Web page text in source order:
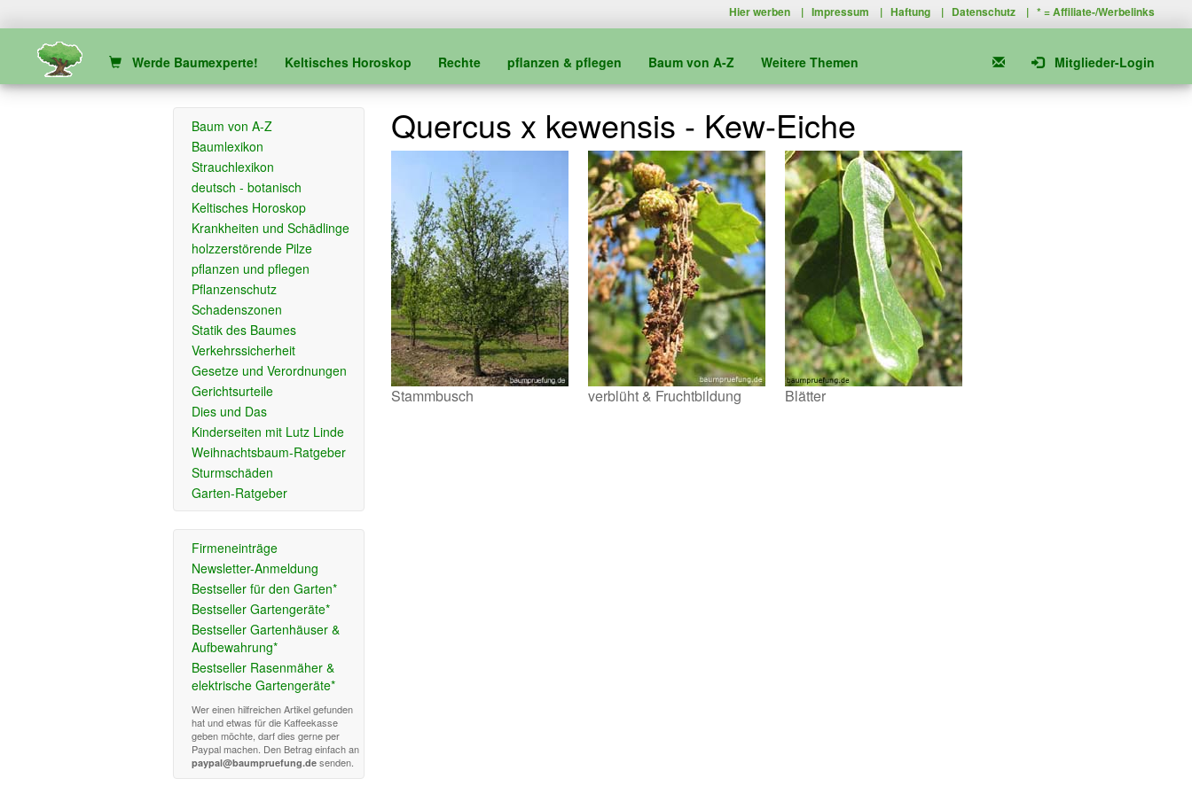
Hier werben |Impressum |Haftung | Datenschutz | * =Affiliate-/Werbelinks
Werde Baumexperte! Keltisches Horoskop Rechte pflanzen & pflegen Baum von A-Z Weitere Themen Mitglieder-Login
Baum von A-Z
Baumlexikon
Strauchlexikon
deutsch - botanisch
Keltisches Horoskop
Krankheiten und Schädlinge
holzzerstörende Pilze
pflanzen und pflegen
Pflanzenschutz
Schadenszonen
Statik des Baumes
Verkehrssicherheit
Gesetze und Verordnungen
Gerichtsurteile
Dies und Das
Kinderseiten mit Lutz Linde
Weihnachtsbaum-Ratgeber
Sturmschäden
Garten-Ratgeber
Firmeneinträge
Newsletter-Anmeldung
Bestseller für den Garten*
Bestseller Gartengeräte*
Bestseller Gartenhäuser &
Aufbewahrung*
Bestseller Rasenmäher &
elektrische Gartengeräte*
Wer einen hilfreichen Artikel gefunden
hat und etwas für die Kaffeekasse
geben möchte, darf dies gerne per
Paypal machen. Den Betrag einfach an
paypal@baumpruefung.de senden.
Quercus x kewensis - Kew-Eiche
Stammbusch verblüht & Fruchtbildung Blätter